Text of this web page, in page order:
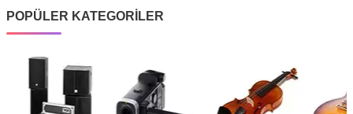
POPÜLER KATEGORİLER